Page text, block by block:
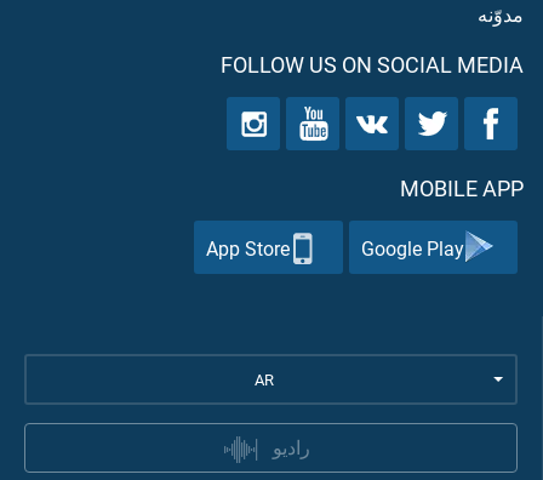
مدوّنه
FOLLOW US ON SOCIAL MEDIA
MOBILE APP
Google Play
App Store
AR
راديو